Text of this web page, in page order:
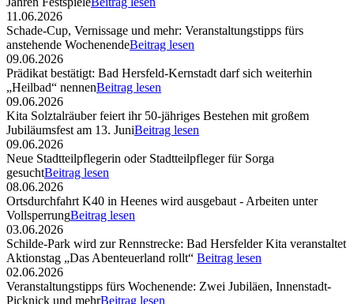
11.06.2026
Schade-Cup, Vernissage und mehr: Veranstaltungstipps fürs
anstehende WochenendeBeitrag lesen
09.06.2026
Prädikat bestätigt: Bad Hersfeld-Kernstadt darf sich weiterhin
„Heilbad“ nennenBeitrag lesen
09.06.2026
Kita Solztalräuber feiert ihr 50-jähriges Bestehen mit großem
Jubiläumsfest am 13. JuniBeitrag lesen
09.06.2026
Neue Stadtteilpflegerin oder Stadtteilpfleger für Sorga
gesuchtBeitrag lesen
08.06.2026
Ortsdurchfahrt K40 in Heenes wird ausgebaut - Arbeiten unter
VollsperrungBeitrag lesen
03.06.2026
Schilde-Park wird zur Rennstrecke: Bad Hersfelder Kita veranstaltet
Aktionstag „Das Abenteuerland rollt“ Beitrag lesen
02.06.2026
Veranstaltungstipps fürs Wochenende: Zwei Jubiläen, Innenstadt-
Picknick und mehrBeitrag lesen